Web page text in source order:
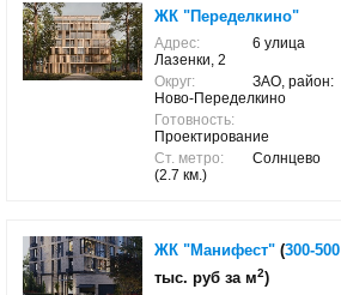
ЖК "Переделкино"
Адрес:
6 улица
Лазенки, 2
Округ:
ЗАО, район:
Ново-Переделкино
Готовность:
Проектирование
Ст. метро:
Солнцево
(2.7 км.)
ЖК "Манифест" (300-500
тыс. руб за м2)